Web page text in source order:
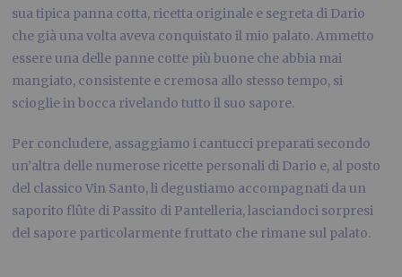
sua tipica panna cotta, ricetta originale e segreta di Dario
che già una volta aveva conquistato il mio palato. Ammetto
essere una delle panne cotte più buone che abbia mai
mangiato, consistente e cremosa allo stesso tempo, si
scioglie in bocca rivelando tutto il suo sapore.
Per concludere, assaggiamo i cantucci preparati secondo
un’altra delle numerose ricette personali di Dario e, al posto
del classico Vin Santo, li degustiamo accompagnati da un
saporito flûte di Passito di Pantelleria, lasciandoci sorpresi
del sapore particolarmente fruttato che rimane sul palato.